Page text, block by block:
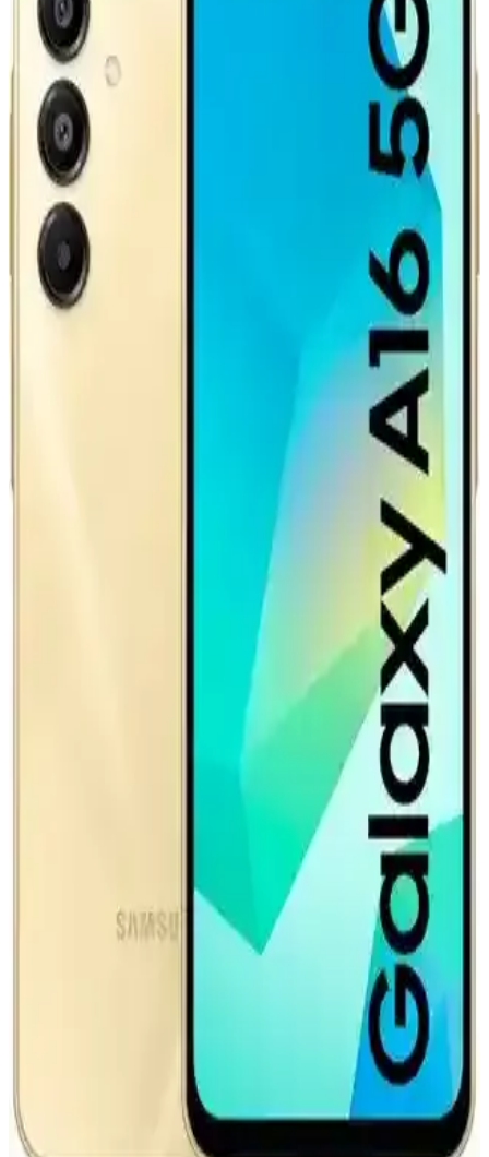
CATL'nin geliştirdiği ikinci nesil LFP batarya, hızlı şarj imkanı ve
artırılmış menzil sunarak elektrikli araç teknolojisinde önemli bir
adım atıyor. Ancak altyapı ve politik engeller çözülmeli.
Teknoloji Meraklıları İçin Yenilikçi ve İşlevsel Hediye
Seçenekleri
Teknoloji meraklılarına hediye seçerken işlevsel ve yenilikçi ürünler
ön planda tutulmalı. Çoklu şarj istasyonları, taşınabilir depolama,
ergonomik aksesuarlar ve teknik tamir setleri ideal seçeneklerdir.
GM ve LG'nin Lityum Mangan Zengin
Bataryasıyla Elektrikli Araçlarda 400 Mil Menzil
Hedefi
GM ve LG iş birliğiyle geliştirilen Lityum Mangan Zengin
bataryalar, elektrikli araçlarda 400 mil menzil sunmayı amaçlıyor. Bu
teknoloji enerji yoğunluğu, şarj süresi ve maliyet açısından önemli
COSTER iPhone Adaptör 20W Hızlı Şarj Gücüyle
COSTER iPhone adaptörü, 20W hızlı şarj, güvenlik ve şık
tasarımıyla cihazlarınızı kısa sürede şarj eder, dayanıklı ve
Spigen Şarj Adaptörü: Güç ve Şıklığın En İyi
Buluşması ve Performans Avantajları
Spigen şarj adaptörleri, hızlı şarj, güvenlik ve şık tasarımıyla
cihazlarınız için ideal çözümler sunar. Dayanıklı ve taşınabilir
yapısıyla kullanıcıların beklentilerini karşılar.
Yeni Elektrikli Araç Bataryaları: 600.000 Mil Ömür
Yeni elektrikli araç bataryaları 600.000 mil ömür ve 10 dakikada
hızlı şarj imkanı sunuyor. Ancak gerçek dünya koşulları, altyapı ve
maliyet faktörleri bu iddiaların doğruluğunu etkiliyor.
Honor 66W Süper Şarj Cihazı Yüksek Performans
ve Hız Sunan Taşınabilir Şarj Çözümü
Honor 66W süper şarj cihazı, hızlı şarj desteği ve dayanıklı
tasarımıyla yoğun kullanımda bile enerji sağlar, zaman kazandırır ve
Samsung Galaxy A16 ve Güncel Aksesuarlar
Hakkında Bilgiler ve Teknik Özellikler
Samsung Galaxy A16'nın temel özellikleri, güncellemeleri ve
aksesuar uyumluluğu hakkında detaylı bilgiler, kullanıcıların bilinçli
seçim yapmasını sağlar.